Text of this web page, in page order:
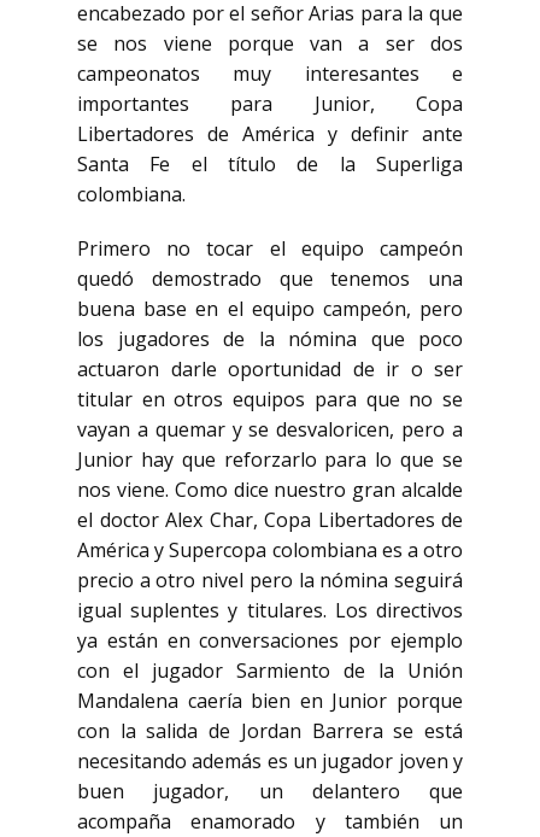
encabezado por el señor Arias para la que
se nos viene porque van a ser dos
campeonatos muy interesantes e
importantes para Junior,
Copa
Libertadores de América y definir ante
Santa Fe el título de la Superliga
colombiana.
Primero no tocar el equipo campeón
quedó demostrado que tenemos una
buena base en el equipo campeón, pero
los jugadores de la nómina que poco
actuaron darle oportunidad de ir o ser
titular en otros equipos para que no se
vayan a quemar y se desvaloricen, pero a
Junior hay que reforzarlo para lo que se
nos viene. Como dice nuestro gran alcalde
el doctor Alex Char, Copa Libertadores de
América y Supercopa colombiana es a otro
precio a otro nivel pero la nómina seguirá
igual suplentes y titulares. Los directivos
ya están en conversaciones por ejemplo
con el jugador Sarmiento de la Unión
Mandalena caería bien en Junior porque
con la salida de Jordan Barrerase está
necesitando además es un jugador joven y
buen jugador, un delantero que
acompaña enamorado
y también un